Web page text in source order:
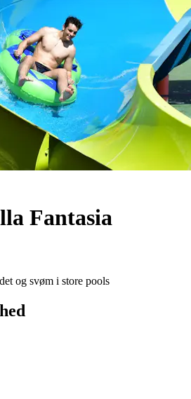
Fantasia
og svøm i store pools